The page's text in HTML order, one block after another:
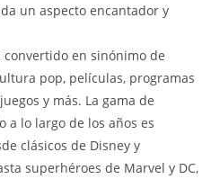
un aspecto encantador y
convertido en sinónimo de
pop, películas, programas
y más. La gama de
a lo largo de los años es
clásicos de Disney y
superhéroes de Marvel y DC,